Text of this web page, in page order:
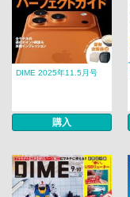
DIME 2025年11.5月号
購入